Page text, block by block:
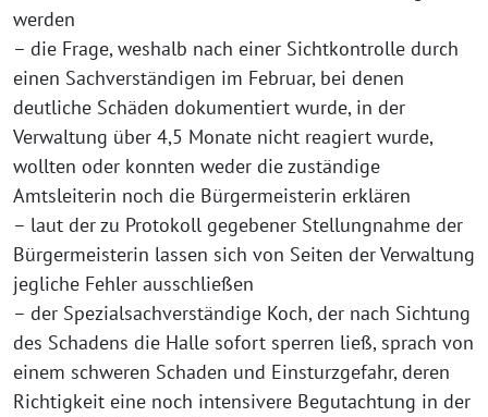
werden
– die Frage, weshalb nach einer Sichtkontrolle durch
einen Sachverständigen im Februar, bei denen
deutliche Schäden dokumentiert wurde, in der
Verwaltung über 4,5 Monate nicht reagiert wurde,
wollten oder konnten weder die zuständige
Amtsleiterin noch die Bürgermeisterin erklären
– laut der zu Protokoll gegebener Stellungnahme der
Bürgermeisterin lassen sich von Seiten der Verwaltung
jegliche Fehler ausschließen
– der Spezialsachverständige Koch, der nach Sichtung
des Schadens die Halle sofort sperren ließ, sprach von
einem schweren Schaden und Einsturzgefahr, deren
Richtigkeit eine noch intensivere Begutachtung in der